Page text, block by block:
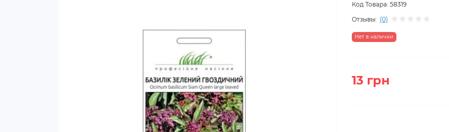
Код Товара: 58319
Отзывы: (0)
Нет в наличии
13 грн